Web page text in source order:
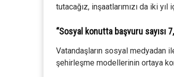
tutacağız, inşaatlarımızı da iki
“Sosyal konutta başvuru sayısı
Vatandaşların sosyal medyadan
şehirleşme modellerinin ortaya